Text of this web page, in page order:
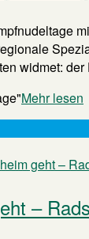
widmet:
Mehr lesen
–